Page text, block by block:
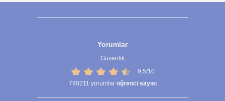
Yorumlar
Güvenlik
9,5/10
790211 yorumlar öğrenci sayısı